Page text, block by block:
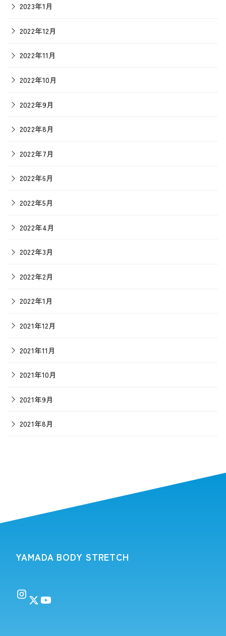
2023年1月
2022年12月
2022年11月
2022年10月
2022年9月
2022年8月
2022年7月
2022年6月
2022年5月
2022年4月
2022年3月
2022年2月
2022年1月
2021年12月
2021年11月
2021年10月
2021年9月
2021年8月
YAMADA BODY STRETCH